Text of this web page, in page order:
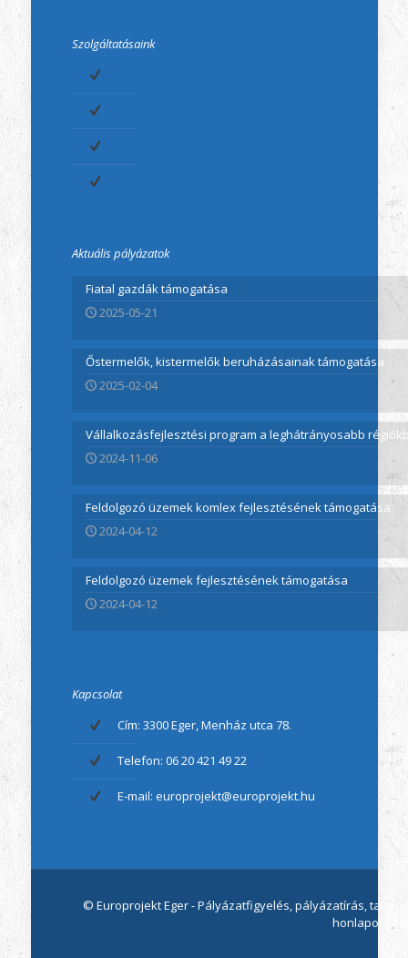
Szolgáltatásaink
Aktuális pályázatok
Fiatal gazdák támogatása
2025-05-21
Őstermelők, kistermelők beruházásainak támogatása
2025-02-04
Vállalkozásfejlesztési program a leghátrányosabb
2024-11-06
Feldolgozó üzemek komlex fejlesztésének támogatása
2024-04-12
Feldolgozó üzemek fejlesztésének támogatása
2024-04-12
Kapcsolat
Cím: 3300 Eger, Menház utca 78.
Telefon: 06 20 421 49 22
E-mail: europrojekt@europrojekt.hu
© Europrojekt Eger - Pályázatfigyelés, pályázatírás,
honlapot